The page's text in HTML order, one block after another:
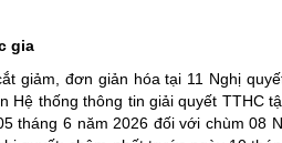
gia
giảm, đơn giản hóa tại 11 Nghị
thống thông tin giải quyết TTHC
tháng 6 năm 2026 đối với chùm 08